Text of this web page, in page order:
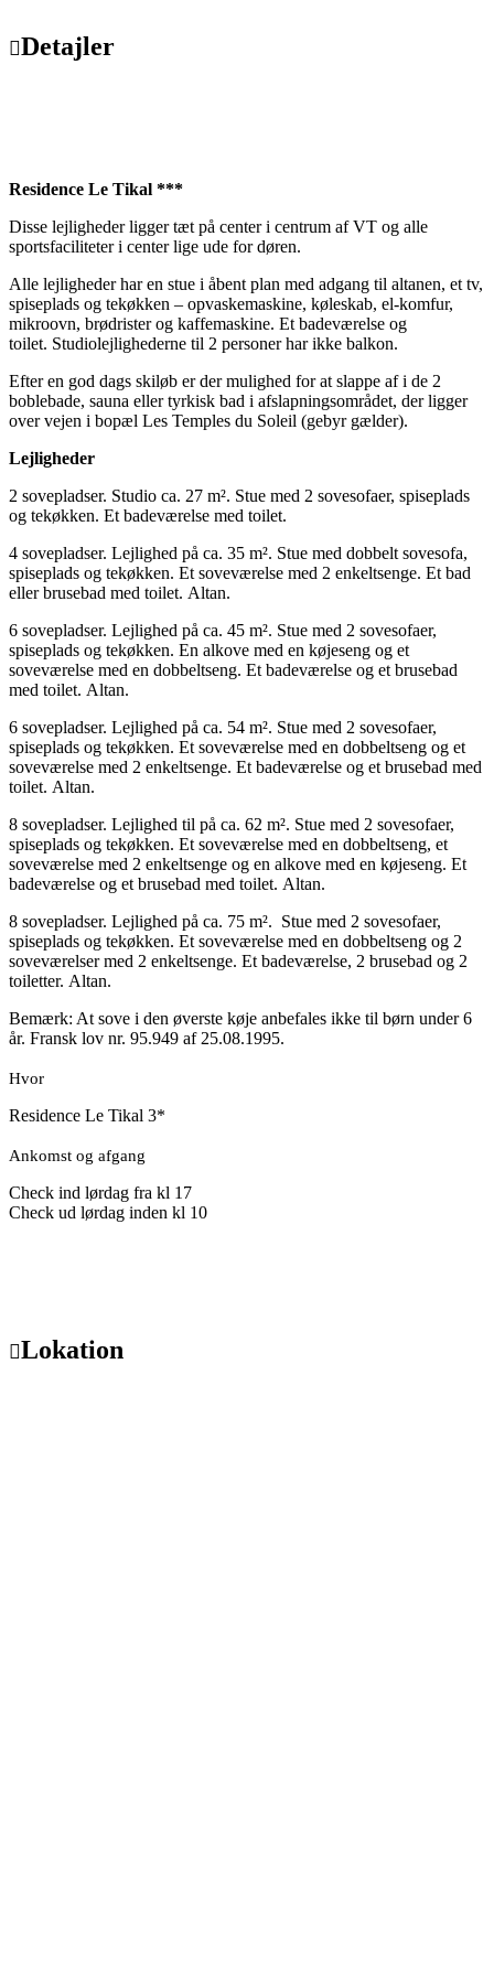
Detajler
Residence Le Tikal ***
Disse lejligheder ligger tæt på center i centrum af VT og alle
sportsfaciliteter i center lige ude for døren.
Alle lejligheder har en stue i åbent plan med adgang til altanen, et tv,
spiseplads og tekøkken – opvaskemaskine, køleskab, el-komfur,
mikroovn, brødrister og kaffemaskine. Et badeværelse og
toilet. Studiolejlighederne til 2 personer har ikke balkon.
Efter en god dags skiløb er der mulighed for at slappe af i de 2
boblebade, sauna eller tyrkisk bad i afslapningsområdet, der ligger
over vejen i bopæl Les Temples du Soleil (gebyr gælder).
Lejligheder
2 sovepladser. Studio ca. 27 m². Stue med 2 sovesofaer, spiseplads
og tekøkken. Et badeværelse med toilet.
4 sovepladser. Lejlighed på ca. 35 m². Stue med dobbelt sovesofa,
spiseplads og tekøkken. Et soveværelse med 2 enkeltsenge. Et bad
eller brusebad med toilet. Altan.
6 sovepladser. Lejlighed på ca. 45 m². Stue med 2 sovesofaer,
spiseplads og tekøkken. En alkove med en køjeseng og et
soveværelse med en dobbeltseng. Et badeværelse og et brusebad
med toilet. Altan.
6 sovepladser. Lejlighed på ca. 54 m². Stue med 2 sovesofaer,
spiseplads og tekøkken. Et soveværelse med en dobbeltseng og et
soveværelse med 2 enkeltsenge. Et badeværelse og et brusebad med
toilet. Altan.
8 sovepladser. Lejlighed til på ca. 62 m². Stue med 2 sovesofaer,
spiseplads og tekøkken. Et soveværelse med en dobbeltseng, et
soveværelse med 2 enkeltsenge og en alkove med en køjeseng. Et
badeværelse og et brusebad med toilet. Altan.
8 sovepladser. Lejlighed på ca. 75 m². Stue med 2 sovesofaer,
spiseplads og tekøkken. Et soveværelse med en dobbeltseng og 2
soveværelser med 2 enkeltsenge. Et badeværelse, 2 brusebad og 2
toiletter. Altan.
Bemærk: At sove i den øverste køje anbefales ikke til børn under 6
år. Fransk lov nr. 95.949 af 25.08.1995.
Hvor
Residence Le Tikal 3*
Ankomst og afgang
Check ind lørdag fra kl 17
Check ud lørdag inden kl 10
Lokation